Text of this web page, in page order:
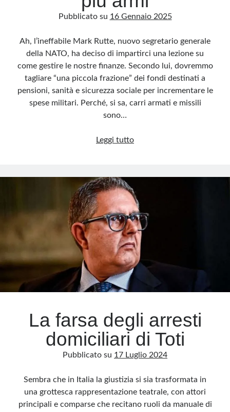
Pubblicato su 16 Gennaio 2025
Ah, l’ineffabile Mark Rutte, nuovo segretario generale
della NATO, ha deciso di impartirci una lezione su
come gestire le nostre finanze. Secondo lui, dovremmo
tagliare “una piccola frazione” dei fondi destinati a
pensioni, sanità e sicurezza sociale per incrementare le
spese militari. Perché, si sa, carri armati e missili
sono…
Leggi tuttoRutte:
più
La farsa degli arresti
domiciliari di Toti
Pubblicato su 17 Luglio 2024
Sembra che in Italia la giustizia si sia trasformata in
una grottesca rappresentazione teatrale, con attori
principali e comparse che recitano ruoli da manuale di